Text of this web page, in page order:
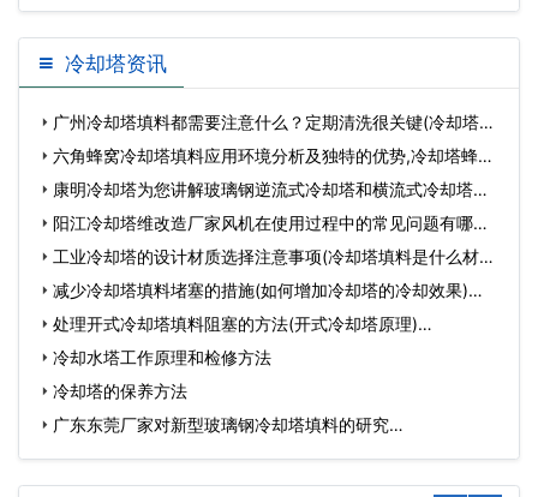
冷却塔资讯
广州冷却塔填料都需要注意什么？定期清洗很关键(冷却塔填
料安…
六角蜂窝冷却塔填料应用环境分析及独特的优势,冷却塔蜂窝
板…康明冷却塔为您讲解玻璃钢逆流式冷却塔和横流式冷却塔小
知…阳江冷却塔维改造厂家风机在使用过程中的常见问题有哪些
(阳…
工业冷却塔的设计材质选择注意事项(冷却塔填料是什么材质)
… 减少冷却塔填料堵塞的措施(如何增加冷却塔的冷却效果)…
处理开式冷却塔填料阻塞的方法(开式冷却塔原理)…
冷却水塔工作原理和检修方法
冷却塔的保养方法
广东东莞厂家对新型玻璃钢冷却塔填料的研究…